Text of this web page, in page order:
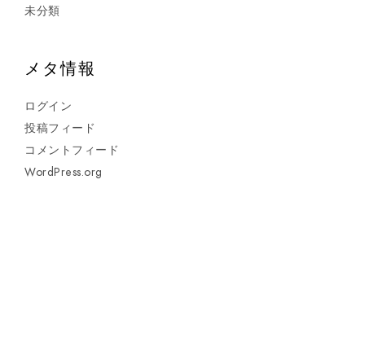
未分類
メタ情報
ログイン
投稿フィード
コメントフィード
WordPress.org